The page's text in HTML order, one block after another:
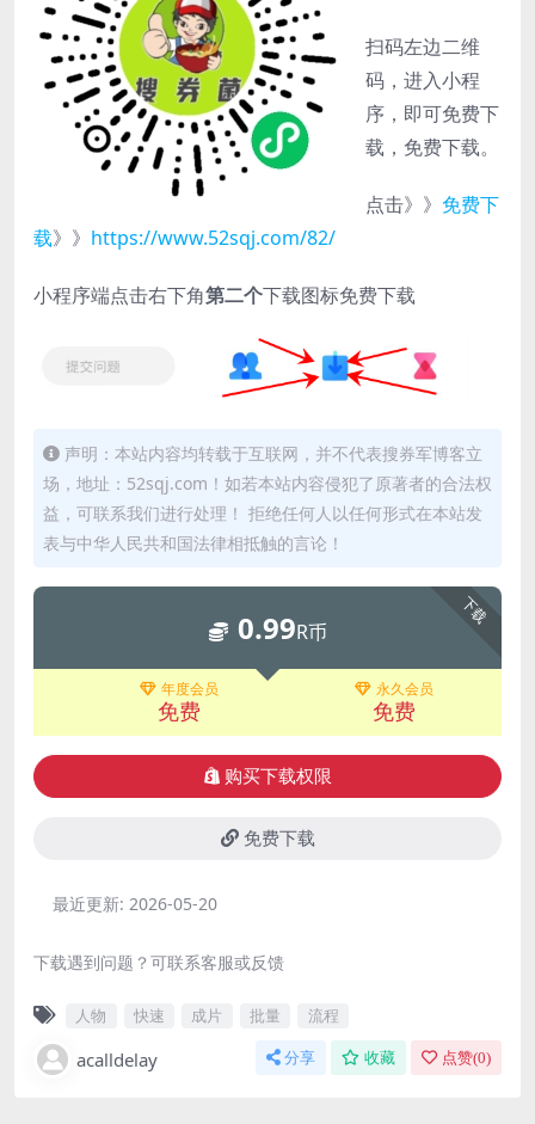
扫码左边二维
码，进入小程
序，即可免费下
载，免费下载。
点击》》 免费下
载》》 https://www.52sqj.com/82/
小程序端点击右下角第二个下载图标免费下载
声明：本站内容均转载于互联网，并不代表搜券军博客立
场，地址：52sqj.com！如若本站内容侵犯了原著者的合法权
益，可联系我们进行处理！ 拒绝任何人以任何形式在本站发
表与中华人民共和国法律相抵触的言论！
下载
0.99R币
年度会员
免费
永久会员
免费
购买下载权限
免费下载
最近更新: 2026-05-20
下载遇到问题？可联系客服或反馈
人物 快速 成片 批量 流程
acalldelay 分享 收藏 点赞(0)